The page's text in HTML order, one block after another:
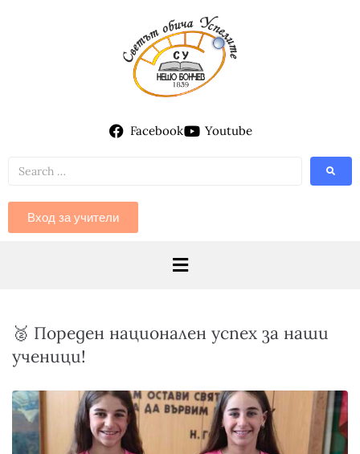
Facebook Youtube
Вход за учители
🥈 Пореден национален успех за наши
ученици!